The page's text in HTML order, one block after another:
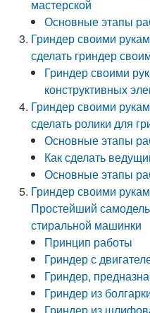
мастерской
Основные этапы
Гриндер своими
сделать гриндер
Гриндер своими
конструктивных
Гриндер своими
сделать ролики для
Основные этапы
Как сделать
Основные этапы
Гриндер своими
Простейший
стиральной машинки
Принцип работы
Гриндер с
Гриндер,
Гриндер из